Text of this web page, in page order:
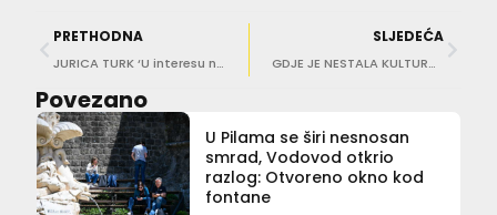
PRETHODNA
JURICA TURK ‘U interesu nam je da Muzej Domovinskog rata bude dostupan što većem broju ljudi’
SLJEDEĆA
GDJE JE NESTALA KULTURA… Je li problem napraviti nekoliko koraka i baciti smeće u kontejner?
Povezano
U Pilama se širi nesnosan
smrad, Vodovod otkrio
razlog: Otvoreno okno kod
fontane